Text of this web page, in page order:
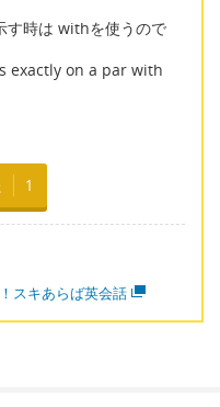
す時は withを使うので
exactly on a par with
1
スキあらば英会話